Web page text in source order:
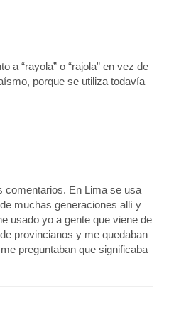
a “rayola” o “rajola” en vez de
porque se utiliza todavía
comentarios. En Lima se usa
muchas generaciones allí y
usado yo a gente que viene de
provincianos y me quedaban
preguntaban que significaba